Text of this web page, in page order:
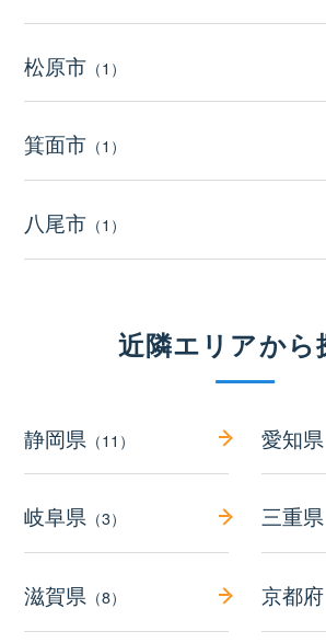
松原市 （1）
箕面市 （1）
八尾市 （1）
近隣エリアから
静岡県 （11） 愛知県
岐阜県 （3） 三重県
滋賀県 （8） 京都府